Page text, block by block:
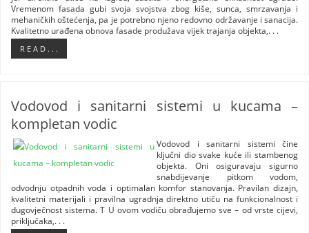
Vremenom fasada gubi svoja svojstva zbog kiše, sunca, smrzavanja i
mehaničkih oštećenja, pa je potrebno njeno redovno održavanje i sanacija.
Kvalitetno urađena obnova fasade produžava vijek trajanja objekta,. . .
R E A D . . .
Vodovod i sanitarni sistemi u kucama –
kompletan vodic
Vodovod i sanitarni sistemi čine
ključni dio svake kuće ili stambenog
objekta. Oni osiguravaju sigurno
snabdijevanje pitkom vodom,
odvodnju otpadnih voda i optimalan komfor stanovanja. Pravilan dizajn,
kvalitetni materijali i pravilna ugradnja direktno utiču na funkcionalnost i
dugovječnost sistema. T U ovom vodiču obrađujemo sve – od vrste cijevi,
priključaka,. . .